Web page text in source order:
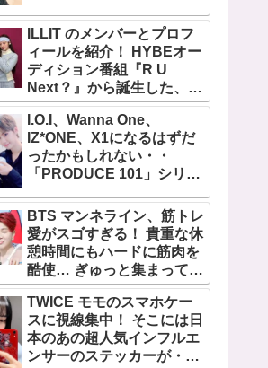
ILLIT のメンバーとプロフ
ィールを紹介！ HYBEオー
ディション番組『R U
Next？』から誕生した、日
本人のイロハとモカを含む
5人組ガールズグループ！
デビュー曲「Magnetic」が
いきなりの大ヒット
I.O.I、Wanna One、
IZ*ONE、X1になるはずだ
ったかもしれない・・
「PRODUCE 101」シリー
せられた練習生12人の氏名
が公表
BTS マンネライン、筋トレ
愛がスゴすぎる！ 貴重な休
憩時間にもハードに筋肉を
酷使… ぎゅっと集まってお
互いの体に負荷をかけあう
３人のトレーニング風景が
かわいすぎるとファンくぎ
づけ
TWICE モモのスマホケー
スに視線集中！ そこには日
本のあの超人気インフルエ
ンサーのステッカーが・・